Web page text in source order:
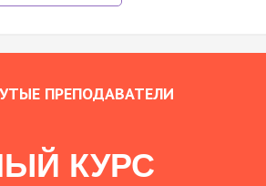
ПРЕПОДАВАТЕЛИ
КУРС